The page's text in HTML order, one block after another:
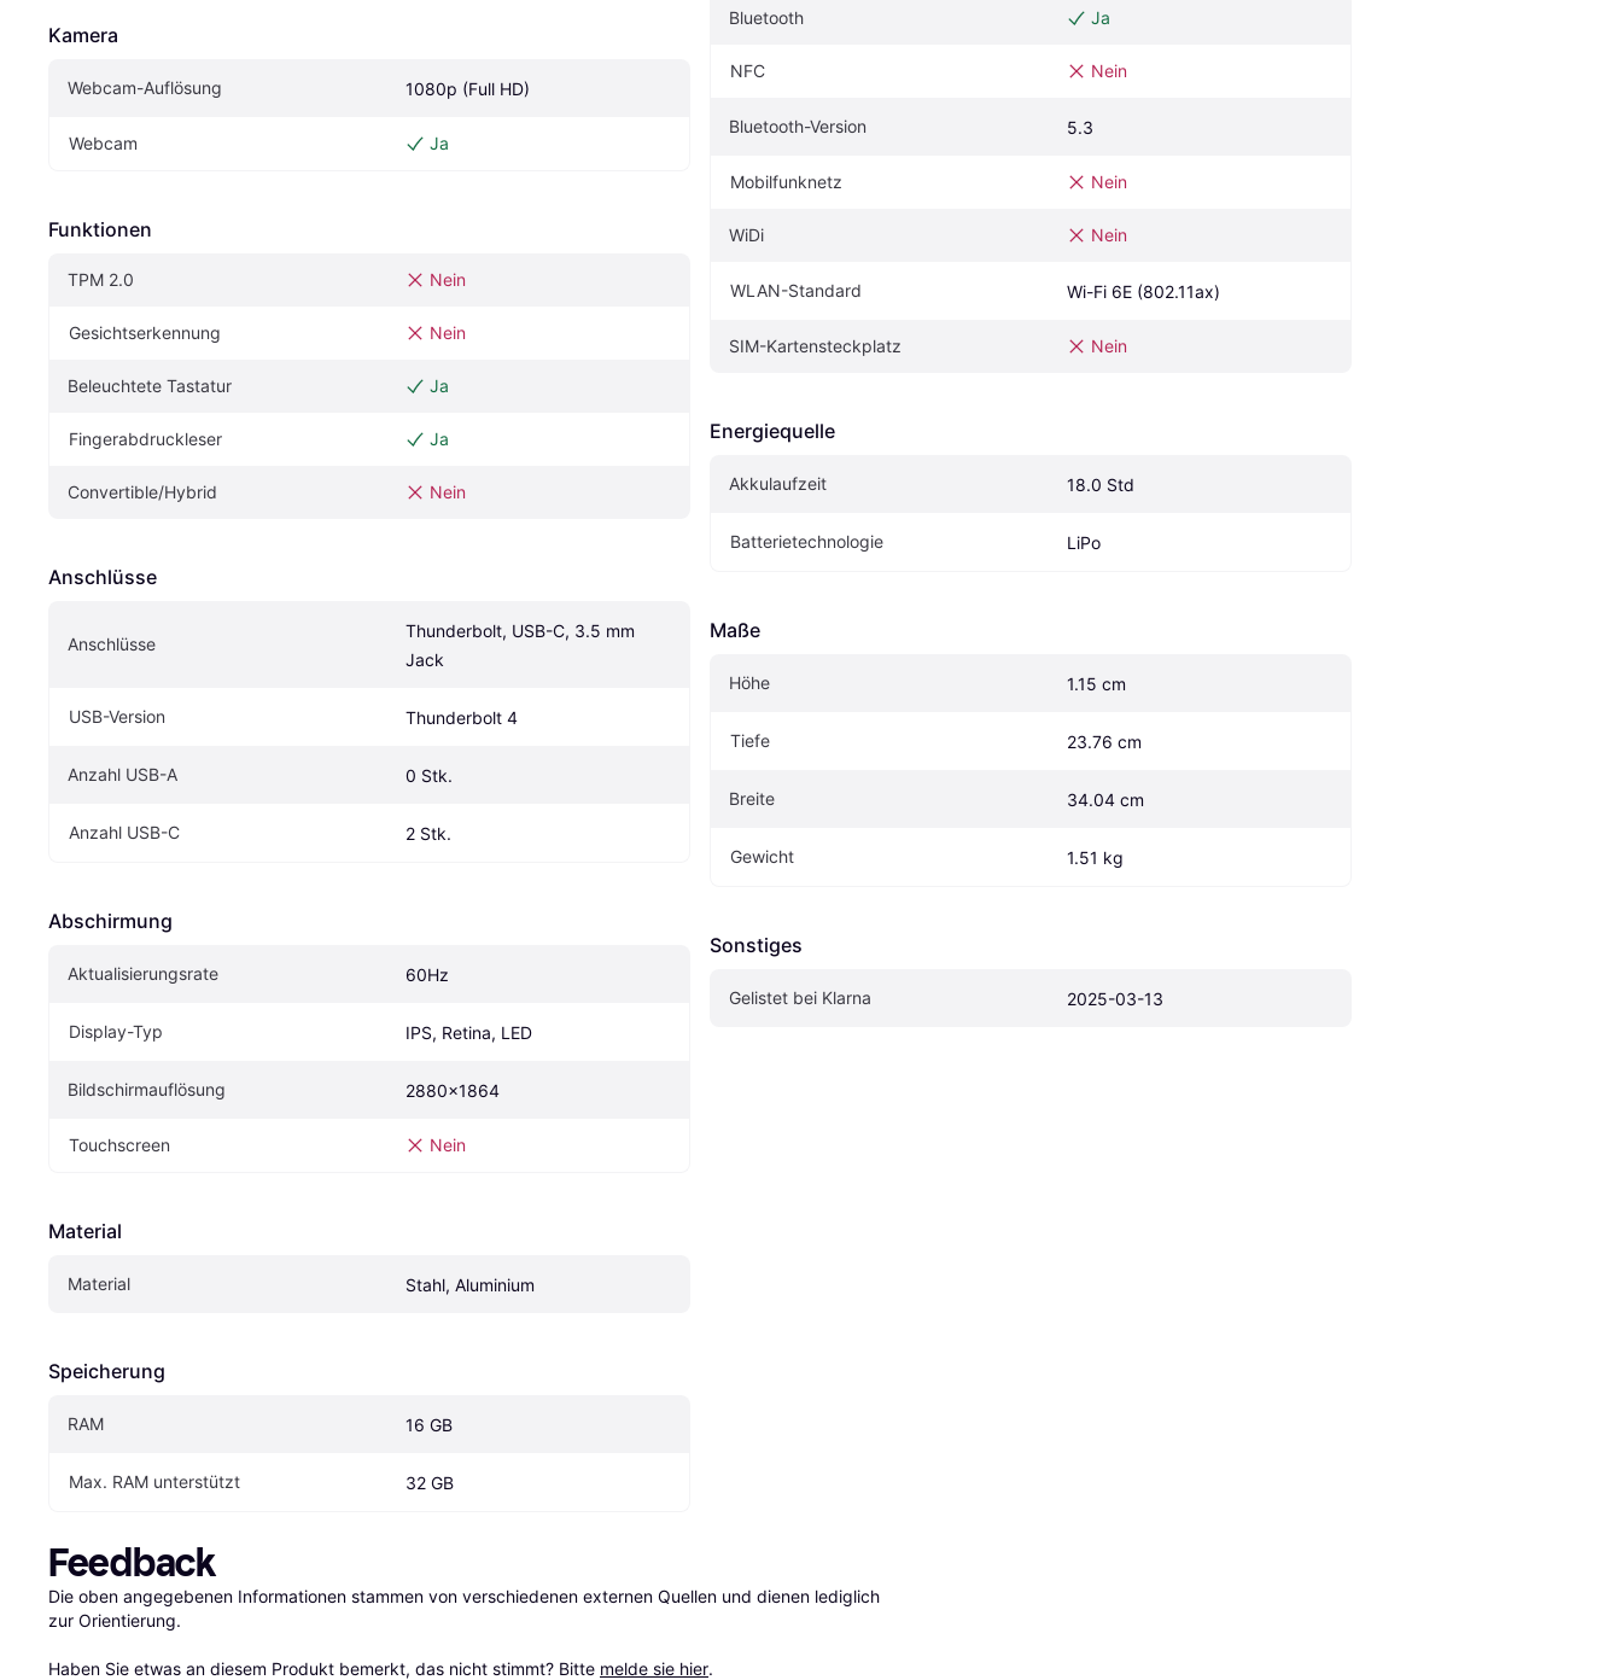
Kamera
Webcam-Auflösung 1080p (Full HD)
Webcam Ja
Funktionen
TPM 2.0 Nein
Gesichtserkennung Nein
Beleuchtete Tastatur Ja
Fingerabdruckleser Ja
Convertible/Hybrid Nein
Anschlüsse
Anschlüsse
Thunderbolt, USB-C, 3.5 mm
Jack
USB-Version Thunderbolt 4
Anzahl USB-A 0 Stk.
Anzahl USB-C 2 Stk.
Abschirmung
Aktualisierungsrate 60Hz
Display-Typ IPS, Retina, LED
Bildschirmauflösung 2880x1864
Touchscreen Nein
Material
Material Stahl, Aluminium
Speicherung
RAM 16 GB
Max. RAM unterstützt 32 GB
Bluetooth Ja
NFC Nein
Bluetooth-Version 5.3
Mobilfunknetz Nein
WiDi Nein
WLAN-Standard Wi-Fi 6E (802.11ax)
SIM-Kartensteckplatz Nein
Energiequelle
Akkulaufzeit 18.0 Std
Batterietechnologie LiPo
Maße
Höhe 1.15 cm
Tiefe 23.76 cm
Breite 34.04 cm
Gewicht 1.51 kg
Sonstiges
Gelistet bei Klarna 2025-03-13
Feedback
Die oben angegebenen Informationen stammen von verschiedenen externen Quellen und dienen lediglich
zur Orientierung.
Haben Sie etwas an diesem Produkt bemerkt, das nicht stimmt? Bitte melde sie hier.